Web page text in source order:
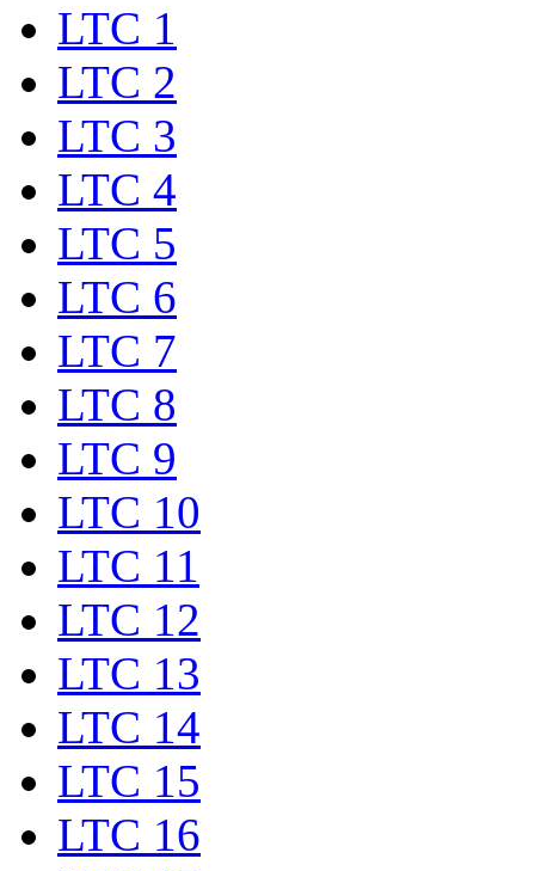
LTC 1
LTC 2
LTC 3
LTC 4
LTC 5
LTC 6
LTC 7
LTC 8
LTC 9
LTC 10
LTC 11
LTC 12
LTC 13
LTC 14
LTC 15
LTC 16